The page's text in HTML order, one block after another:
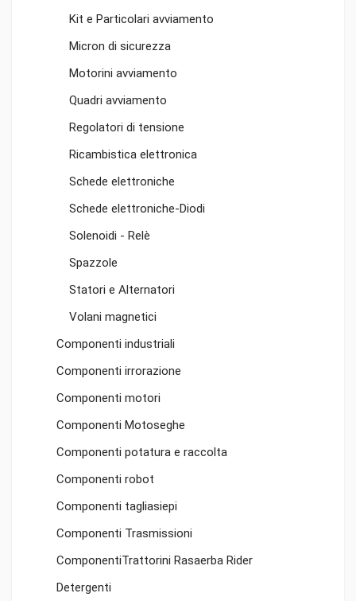
Kit e Particolari avviamento
Micron di sicurezza
Motorini avviamento
Quadri avviamento
Regolatori di tensione
Ricambistica elettronica
Schede elettroniche
Schede elettroniche-Diodi
Solenoidi - Relè
Spazzole
Statori e Alternatori
Volani magnetici
Componenti industriali
Componenti irrorazione
Componenti motori
Componenti Motoseghe
Componenti potatura e raccolta
Componenti robot
Componenti tagliasiepi
Componenti Trasmissioni
ComponentiTrattorini Rasaerba Rider
Detergenti